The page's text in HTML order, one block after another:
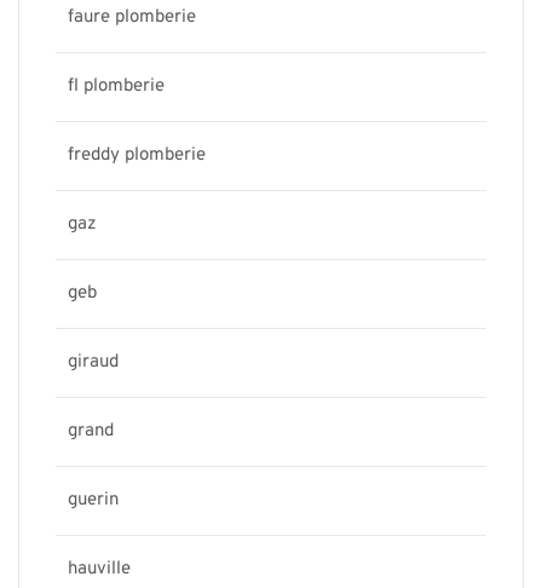
faure plomberie
fl plomberie
freddy plomberie
gaz
geb
giraud
grand
guerin
hauville